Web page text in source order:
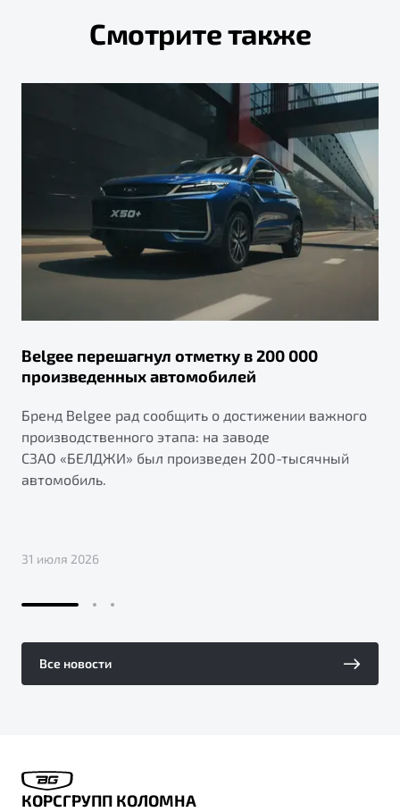
Смотрите также
Belgee перешагнул отметку в 200 000
произведенных автомобилей
Бренд Belgee рад сообщить о достижении важного
производственного этапа: на заводе
СЗАО «БЕЛДЖИ» был произведен 200-тысячный
автомобиль.
31 июля 2026
Все новости
КОРСГРУПП КОЛОМНА